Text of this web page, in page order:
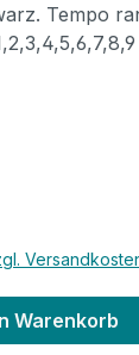
30-
Warenkorb